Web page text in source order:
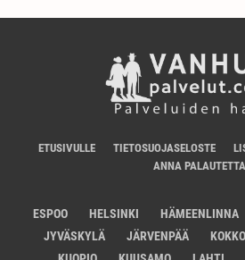
ETUSIVULLE TIETOSUOJASELOSTE
ANNA PALAUTETTA
ESPOO HELSINKI HÄMEENLINNA
JYVÄSKYLÄ
JÄRVENPÄÄ